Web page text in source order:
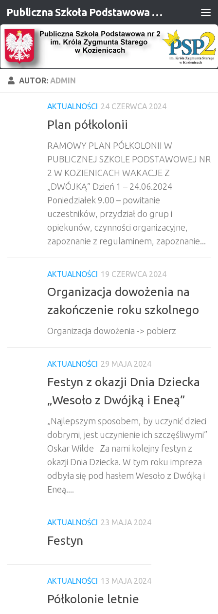
Przejdź do treści Publiczna Szkoła Podstawowa nr 2 im. Króla Zygmunta Starego w Kozienicach
AUTOR: ADMIN
AKTUALNOŚCI 24 CZERWCA 2024
Plan półkolonii
RAMOWY PLAN PÓŁKOLONII W
PUBLICZNEJ SZKOLE PODSTAWOWEJ NR
2 W KOZIENICACH WAKACJE Z
„DWÓJKĄ” Dzień 1 – 24.06.2024
Poniedziałek 9.00 – powitanie
uczestników, przydział do grup i
opiekunów, czynności organizacyjne,
zapoznanie z regulaminem, zapoznanie...
AKTUALNOŚCI 19 CZERWCA 2024
Organizacja dowożenia na
zakończenie roku szkolnego
Organizacja dowożenia -> pobierz
AKTUALNOŚCI 29 MAJA 2024
Festyn z okazji Dnia Dziecka
„Wesoło z Dwójką i Eneą”
„Najlepszym sposobem, by uczynić dzieci
dobrymi, jest uczynienie ich szczęśliwymi”
Oskar Wilde Za nami kolejny festyn z
okazji Dnia Dziecka. W tym roku impreza
odbyła się pod hasłem Wesoło z Dwójką i
Eneą....
AKTUALNOŚCI 23 MAJA 2024
Festyn
AKTUALNOŚCI 13 MAJA 2024
Półkolonie letnie